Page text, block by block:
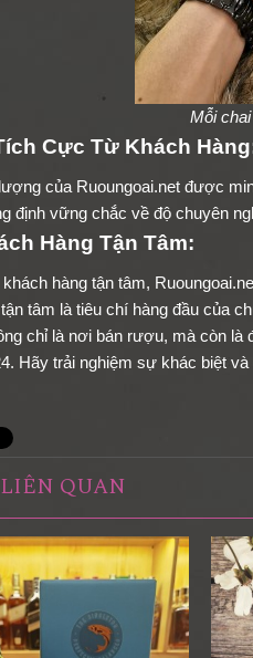
Mỗi
Cực Từ Khách
của Ruoungoai.net được
định vững chắc về độ chuyên
Hàng Tận Tâm:
hàng tận tâm,
tâm là tiêu chí hàng đầu của
chỉ là nơi bán rượu, mà còn là
Hãy trải nghiệm sự khác biệt
QUAN